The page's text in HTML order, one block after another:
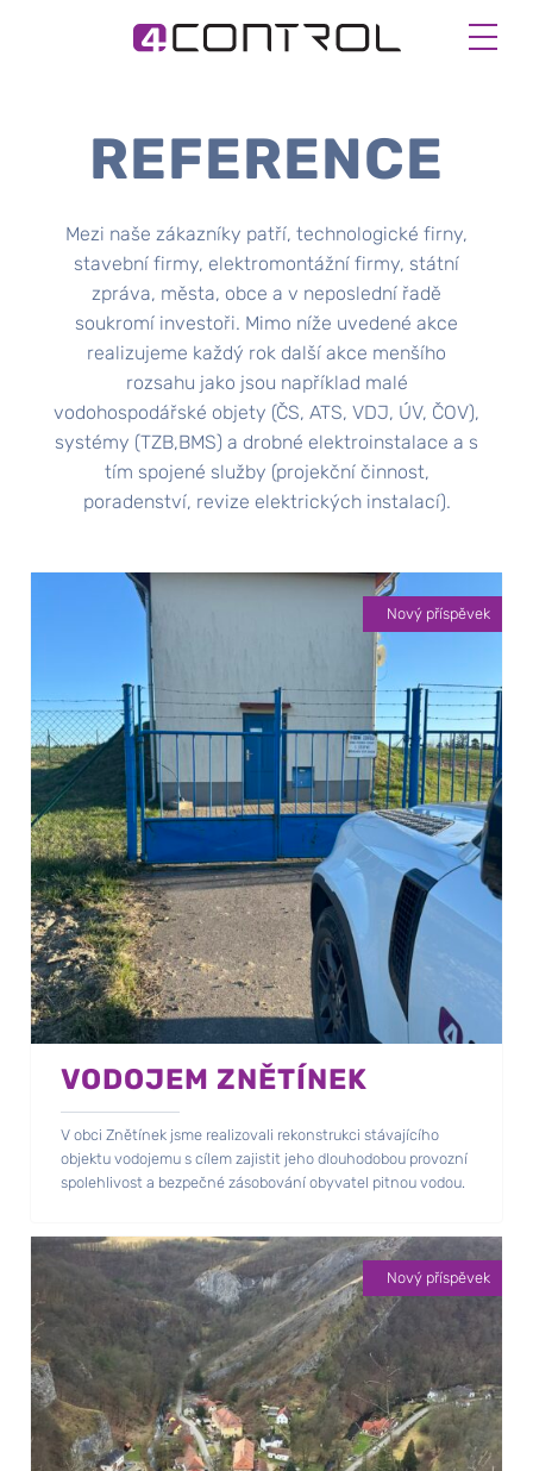
REFERENCE
Mezi naše zákazníky patří, technologické firny,
stavební firmy, elektromontážní firmy, státní
zpráva, města, obce a v neposlední řadě
soukromí investoři. Mimo níže uvedené akce
realizujeme každý rok další akce menšího
rozsahu jako jsou například malé
vodohospodářské objety (ČS, ATS, VDJ, ÚV, ČOV),
systémy (TZB,BMS) a drobné elektroinstalace a s
tím spojené služby (projekční činnost,
poradenství, revize elektrických instalací).
Nový příspěvek
VODOJEM ZNĚTÍNEK
V obci Znětínek jsme realizovali rekonstrukci stávajícího
objektu vodojemu s cílem zajistit jeho dlouhodobou provozní
spolehlivost a bezpečné zásobování obyvatel pitnou vodou.
Nový příspěvek